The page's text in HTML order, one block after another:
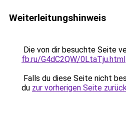
Weiterleitungshinweis
Die von dir besuchte Seite
fb.ru/G4dC2QW/0LtaTju.html
Falls du diese Seite nicht
du zur vorherigen Seite